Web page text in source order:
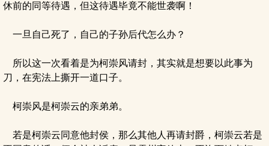
休前的同等待遇，但这待遇毕竟不能世袭啊！
一旦自己死了，自己的子孙后代怎么办？
所以这一次看着是为柯崇风请封，其实就是想要以此事为
刀，在宪法上撕开一道口子。
柯崇风是柯崇云的亲弟弟。
若是柯崇云同意他封侯，那么其他人再请封爵，柯崇云若是